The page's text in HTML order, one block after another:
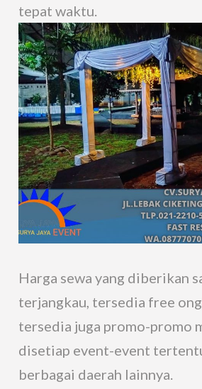
tepat waktu.
Harga sewa yang diberikan
terjangkau, tersedia free
tersedia juga promo-promo
disetiap event-event
berbagai daerah lainnya.